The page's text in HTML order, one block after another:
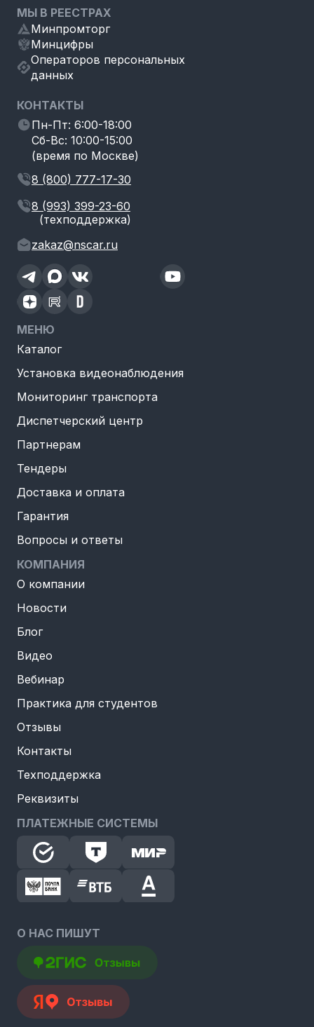
МЫ В РЕЕСТРАХ
Минпромторг
Минцифры
Операторов персональных
данных
КОНТАКТЫ
Пн-Пт: 6:00-18:00
Сб-Вс: 10:00-15:00
(время по Москве)
8 (800) 777-17-30
8 (993) 399-23-60
(техподдержка)
zakaz@nscar.ru
МЕНЮ
Каталог
Установка видеонаблюдения
Мониторинг транспорта
Диспетчерский центр
Партнерам
Тендеры
Доставка и оплата
Гарантия
Вопросы и ответы
КОМПАНИЯ
О компании
Новости
Блог
Видео
Вебинар
Практика для студентов
Отзывы
Контакты
Техподдержка
Реквизиты
ПЛАТЕЖНЫЕ СИСТЕМЫ
О НАС ПИШУТ